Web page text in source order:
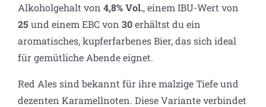
Alkoholgehalt von 4,8% Vol., einem IBU-Wert von
25 und einem EBC von 30erhältst du ein
aromatisches, kupferfarbenes Bier, das sich ideal
für gemütliche Abende eignet.
Red Ales sind bekannt für ihre malzige Tiefe und
dezenten Karamellnoten. Diese Variante verbindet